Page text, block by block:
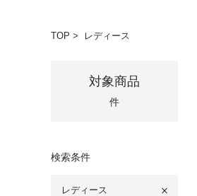
TOP レディース
対象商品
件
検索条件
レディース